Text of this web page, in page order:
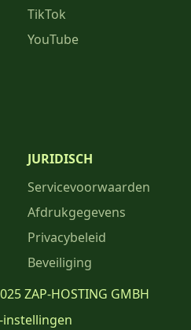
TikTok
YouTube
JURIDISCH
Servicevoorwaarden
Afdrukgegevens
Privacybeleid
Beveiliging
ZAP-HOSTING GMBH
instellingen